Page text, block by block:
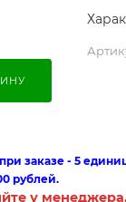
заказе - 5
рублей.
у